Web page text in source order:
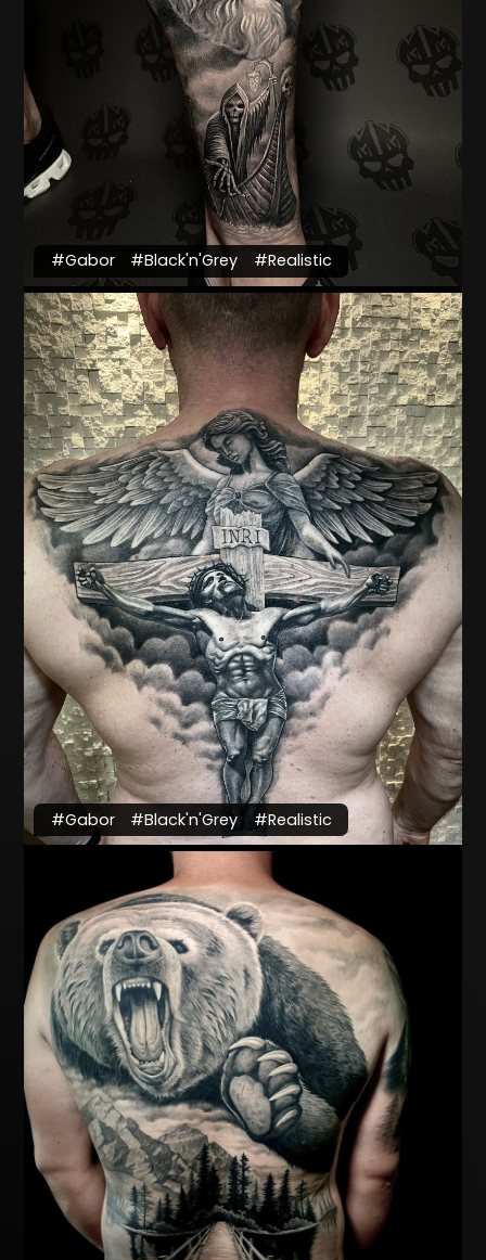
#Gabor #Black'n'Grey #Realistic
#Gabor #Black'n'Grey #Realistic